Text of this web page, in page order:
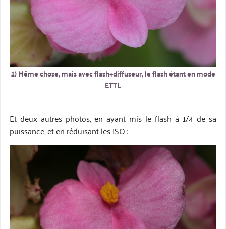
2) Même chose, mais avec flash+diffuseur, le flash étant en mode
ETTL
Et deux autres photos, en ayant mis le flash à 1/4 de sa
puissance, et en réduisant les ISO :